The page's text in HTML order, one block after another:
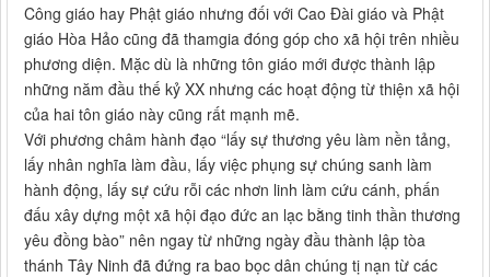
Công giáo hay Phật giáo nhưng đối với Cao Đài giáo và Phật
giáo Hòa Hảo cũng đã thamgia đóng góp cho xã hội trên nhiều
phương diện. Mặc dù là những tôn giáo mới được thành lập
những năm đầu thế kỷ XX nhưng các hoạt động từ thiện xã hội
của hai tôn giáo này cũng rất mạnh mẽ.
Với phương châm hành đạo “lấy sự thương yêu làm nền tảng,
lấy nhân nghĩa làm đầu, lấy việc phụng sự chúng sanh làm
hành động, lấy sự cứu rỗi các nhơn linh làm cứu cánh, phấn
đấu xây dựng một xã hội đạo đức an lạc bằng tinh thần thương
yêu đồng bào” nên ngay từ những ngày đầu thành lập tòa
thánh Tây Ninh đã đứng ra bao bọc dân chúng tị nạn từ các